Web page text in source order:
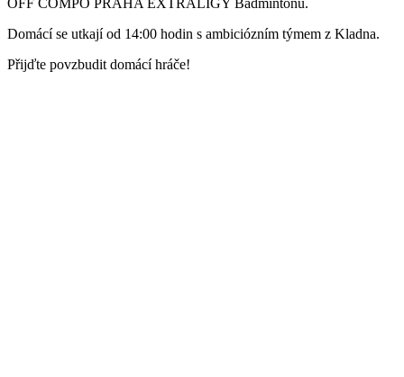
Domácí se utkají od 14:00 hodin s ambiciózním týmem z Kladna.
Přijďte povzbudit domácí hráče!